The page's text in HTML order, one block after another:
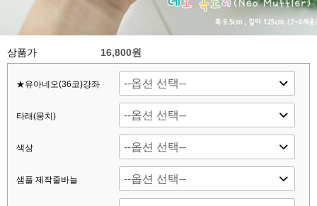
상품가 16,800원
★유아네오(36코)강좌
타래(뭉치)
색상
샘플 제작줄바늘